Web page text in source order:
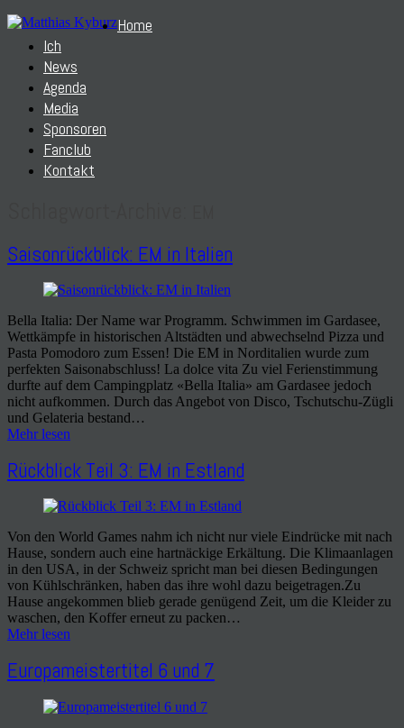
Home
Ich
News
Agenda
Media
Sponsoren
Fanclub
Kontakt
Saisonrückblick: EM in Italien
Bella Italia: Der Name war Programm. Schwimmen im Gardasee,
Wettkämpfe in historischen Altstädten und abwechselnd Pizza und
Pasta Pomodoro zum Essen! Die EM in Norditalien wurde zum
perfekten Saisonabschluss! La dolce vita Zu viel Ferienstimmung
durfte auf dem Campingplatz «Bella Italia» am Gardasee jedoch
nicht aufkommen. Durch das Angebot von Disco, Tschutschu-Zügli
und Gelateria bestand…
Mehr lesen
Rückblick Teil 3: EM in Estland
Von den World Games nahm ich nicht nur viele Eindrücke mit nach
Hause, sondern auch eine hartnäckige Erkältung. Die Klimaanlagen
in den USA, in der Schweiz spricht man bei diesen Bedingungen
von Kühlschränken, haben das ihre wohl dazu beigetragen.Zu
Hause angekommen blieb gerade genügend Zeit, um die Kleider zu
waschen, den Koffer erneut zu packen…
Mehr lesen
Europameistertitel 6 und 7